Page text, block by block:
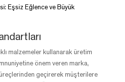
Eşsiz Eğlence ve Büyük
malzemeler kullanarak üretim
önem veren marka,
geçirerek müşterilere